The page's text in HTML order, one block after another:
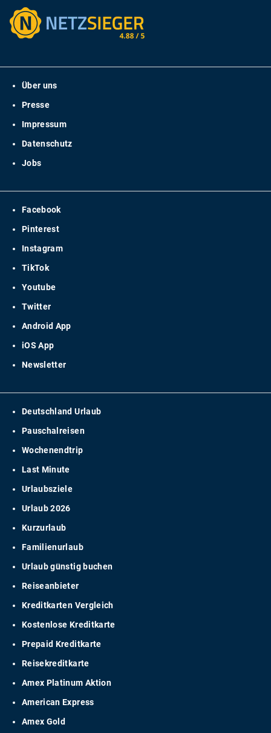
Über uns
Presse
Impressum
Datenschutz
Jobs
Facebook
Pinterest
Instagram
TikTok
Youtube
Twitter
Android App
iOS App
Newsletter
Deutschland Urlaub
Pauschalreisen
Wochenendtrip
Last Minute
Urlaubsziele
Urlaub 2026
Kurzurlaub
Familienurlaub
Urlaub günstig buchen
Reiseanbieter
Kreditkarten Vergleich
Kostenlose Kreditkarte
Prepaid Kreditkarte
Reisekreditkarte
Amex Platinum Aktion
American Express
Amex Gold